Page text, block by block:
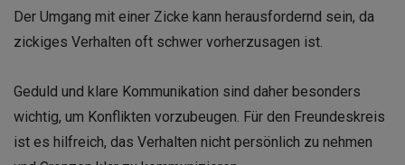
Der Umgang mit einer Zicke kann herausfordernd sein, da
zickiges Verhalten oft schwer vorherzusagen ist.
Geduld und klare Kommunikation sind daher besonders
wichtig, um Konflikten vorzubeugen. Für den Freundeskreis
ist es hilfreich, das Verhalten nicht persönlich zu nehmen